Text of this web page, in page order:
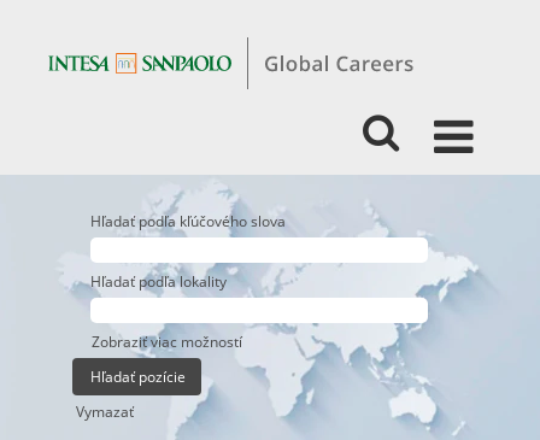
Hľadať podľa kľúčového slova
Hľadať podľa lokality
Zobraziť viac možností
Vymazať